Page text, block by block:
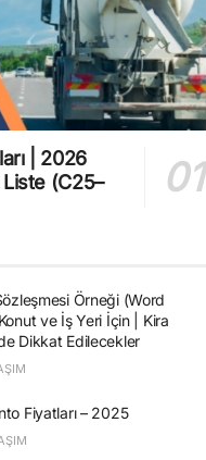
| 2026
Liste (C25–
Örneği (Word
ve İş Yeri İçin | Kira
Dikkat Edilecekler
Fiyatları – 2025